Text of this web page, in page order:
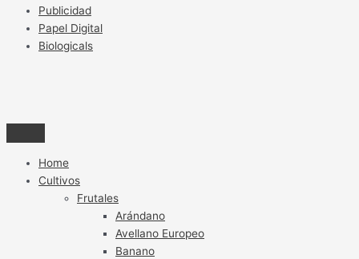
Publicidad
Papel Digital
Biologicals
Home
Cultivos
Frutales
Arándano
Avellano Europeo
Banano